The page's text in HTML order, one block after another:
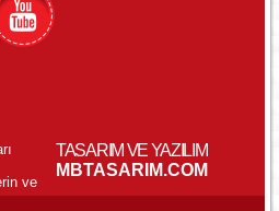
Online Destek!
ve
TASARIM VE YAZILIM
MBTASARIM.COM